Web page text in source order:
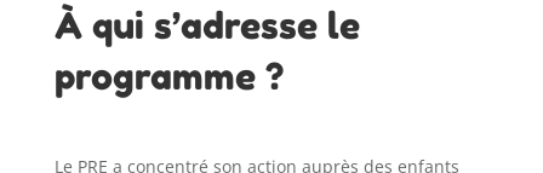
À qui s’adresse le
programme ?
Le PRE a concentré son action auprès des enfants